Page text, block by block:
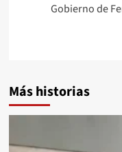
Gobierno de
Más historias